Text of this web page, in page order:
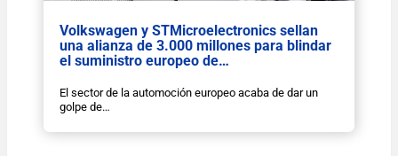
Volkswagen y STMicroelectronics sellan
una alianza de 3.000 millones para blindar
el suministro europeo de…
El sector de la automoción europeo acaba de dar un
golpe de…